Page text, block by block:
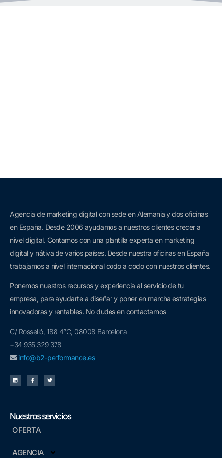
Agencia de marketing digital con sede en Alemania y dos oficinas
en España. Desde 2006 ayudamos a nuestros clientes crecer a
nivel digital. Contamos con una plantilla experta en marketing
digital y nátiva de varios países. Desde nuestra oficinas en España
trabajamos a nivel internacional codo a codo con nuestros clientes.
Ponemos nuestros recursos y experiencia al servicio de tu
empresa, para ayudarte a diseñar y poner en marcha estrategias
innovadoras y rentables. No dudes en contactarnos.
C/ Rosselló, 188 4°C, 08008 Barcelona
+34 935 329 378
info@b2-performance.es
Nuestros servicios
OFERTA
AGENCIA